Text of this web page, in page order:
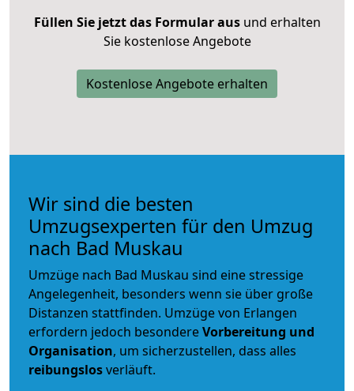
Füllen Sie jetzt das Formular ausund erhalten
Sie kostenlose Angebote
Kostenlose Angebote erhalten
Wir sind die besten
Umzugsexperten für den Umzug
nach Bad Muskau
Umzüge nach Bad Muskau sind eine stressige
Angelegenheit, besonders wenn sie über große
Distanzen stattfinden. Umzüge von Erlangen
erfordern jedoch besondereVorbereitung und
Organisation, um sicherzustellen, dass alles
reibungslosverläuft.